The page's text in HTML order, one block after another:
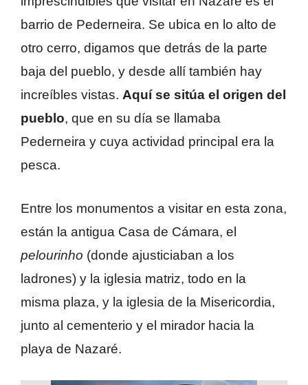
barrio de Pederneira. Se ubica en lo alto de
otro cerro, digamos que detrás de la parte
baja del pueblo, y desde allí también hay
increíbles vistas. Aquí se sitúa el origen del
pueblo, que en su día se llamaba
Pederneira y cuya actividad principal era la
pesca.
Entre los monumentos a visitar en esta zona,
están la antigua Casa de Cámara, el
pelourinho (donde ajusticiaban a los
ladrones) y la iglesia matriz, todo en la
misma plaza, y la iglesia de la Misericordia,
junto al cementerio y el mirador hacia la
playa de Nazaré.